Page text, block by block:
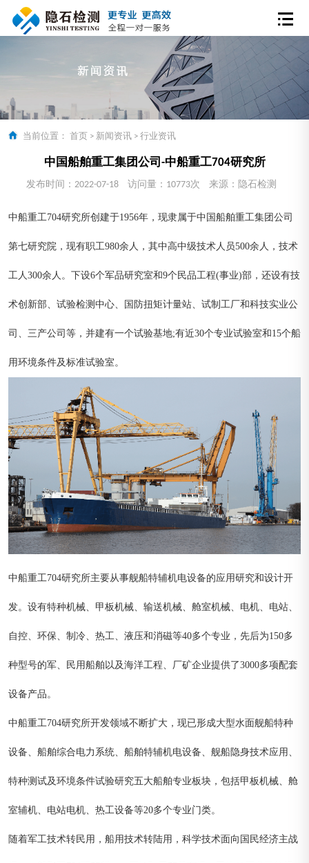
当前位置： 首页 > 新闻资讯 > 行业资讯
中国船舶重工集团公司-中船重工704研究所
发布时间：2022-07-18 访问量：10773次 来源：隐石检测
中船重工704研究所创建于1956年，现隶属于中国船舶重工集团公司
第七研究院，现有职工980余人，其中高中级技术人员500余人，技术
工人300余人。下设6个军品研究室和9个民品工程(事业)部，还设有技
术创新部、试验检测中心、国防扭矩计量站、试制工厂和科技实业公
司、三产公司等，并建有一个试验基地;有近30个专业试验室和15个船
用环境条件及标准试验室。
中船重工704研究所主要从事舰船特辅机电设备的应用研究和设计开
发。设有特种机械、甲板机械、输送机械、舱室机械、电机、电站、
自控、环保、制冷、热工、液压和消磁等40多个专业，先后为150多
种型号的军、民用船舶以及海洋工程、厂矿企业提供了3000多项配套
设备产品。
中船重工704研究所开发领域不断扩大，现已形成大型水面舰船特种
设备、船舶综合电力系统、船舶特辅机电设备、舰船隐身技术应用、
特种测试及环境条件试验研究五大船舶专业板块，包括甲板机械、舱
室辅机、电站电机、热工设备等20多个专业门类。
随着军工技术转民用，船用技术转陆用，科学技术面向国民经济主战